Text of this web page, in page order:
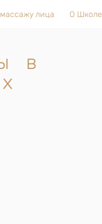
О Школе
лица
в